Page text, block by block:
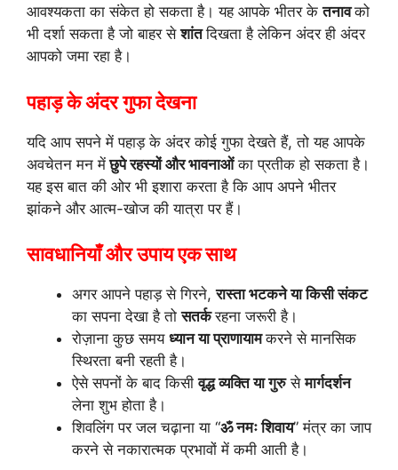
आवश्यकता का संकेत हो सकता है। यह आपके भीतर केतनावको
भी दर्शा सकता है जो बाहर सेशांतदिखता है लेकिन अंदर ही अंदर
आपको जमा रहा है।
पहाड़ के अंदर गुफा देखना
यदि आप सपने में पहाड़ के अंदर कोई गुफा देखते हैं, तो यह आपके
अवचेतन मन मेंछुपे रहस्यों और भावनाओंका प्रतीक हो सकता है।
यह इस बात की ओर भी इशारा करता है कि आप अपने भीतर
झांकने और आत्म-खोज की यात्रा पर हैं।
सावधानियाँ और उपाय एक साथ
अगर आपने पहाड़ से गिरने,रास्ता भटकने या किसी संकट
का सपना देखा है तोसतर्करहना जरूरी है।
रोज़ाना कुछ समय ध्यान या प्राणायामकरने से मानसिक
स्थिरता बनी रहती है।
ऐसे सपनों के बाद किसीवृद्ध व्यक्ति या गुरुसेमार्गदर्शन
लेना शुभ होता है।
शिवलिंग पर जल चढ़ाना या “ॐ नमः शिवाय” मंत्र का जाप
करने से नकारात्मक प्रभावों में कमी आती है।